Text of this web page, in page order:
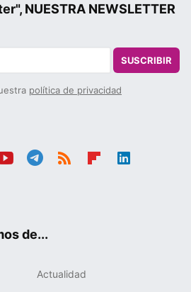
NUESTRA NEWSLETTER
SUSCRIBIR
política de privacidad
de...
Actualidad